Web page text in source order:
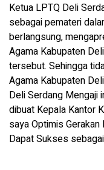
Ketua LPTQ Deli
sebagai pemateri
berlangsung,
Agama Kabupaten
tersebut. Sehingga
Agama Kabupaten
Deli Serdang Mengaji
dibuat Kepala Kantor
saya Optimis
Dapat Sukses